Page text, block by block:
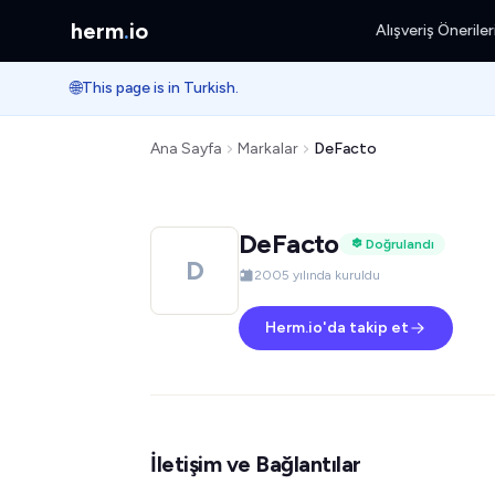
herm.io Alışveriş Önerileri
🌐This page is in Turkish.
Ana Sayfa Markalar DeFacto
D
DeFacto
Doğrulandı
2005 yılında kuruldu
Herm.io'da takip et
İletişim ve Bağlantılar